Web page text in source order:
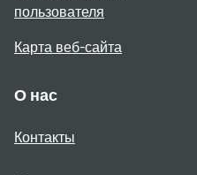
пользователя
Карта веб-сайта
О нас
Контакты